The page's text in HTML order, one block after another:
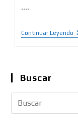
....
Continuar Leyendo
Buscar